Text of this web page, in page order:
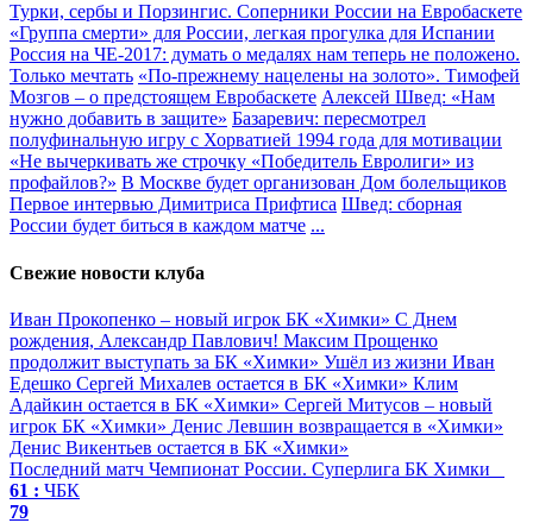
Турки, сербы и Порзингис. Соперники России на Евробаскете
«Группа смерти» для России, легкая прогулка для Испании
Россия на ЧЕ-2017: думать о медалях нам теперь не положено.
Только мечтать «По-прежнему нацелены на золото». Тимофей
Мозгов – о предстоящем Евробаскете Алексей Швед: «Нам
нужно добавить в защите» Базаревич: пересмотрел
полуфинальную игру с Хорватией 1994 года для мотивации
«Не вычеркивать же строчку «Победитель Евролиги» из
профайлов?» В Москве будет организован Дом болельщиков
Первое интервью Димитриса Прифтиса Швед: сборная
России будет биться в каждом матче ...
Свежие новости клуба
Иван Прокопенко – новый игрок БК «Химки» С Днем
рождения, Александр Павлович! Максим Прощенко
продолжит выступать за БК «Химки» Ушёл из жизни Иван
Едешко Сергей Михалев остается в БК «Химки» Клим
Адайкин остается в БК «Химки» Сергей Митусов – новый
игрок БК «Химки» Денис Левшин возвращается в «Химки»
Денис Викентьев остается в БК «Химки»
Последний матч Чемпионат России. Суперлига БК Химки
61 : ЧБК
79